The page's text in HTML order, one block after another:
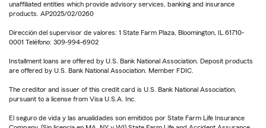
unaffiliated entities which provide advisory services, banking and insurance
products. AP2025/02/0260
Dirección del supervisor de valores: 1 State Farm Plaza, Bloomington, IL 61710-
0001 Teléfono: 309-994-6902
Installment loans are offered by U.S. Bank National Association. Deposit products
are offered by U.S. Bank National Association. Member FDIC.
The creditor and issuer of this credit card is U.S. Bank National Association,
pursuant to a license from Visa U.S.A. Inc.
El seguro de vida y las anualidades son emitidos por State Farm Life Insurance